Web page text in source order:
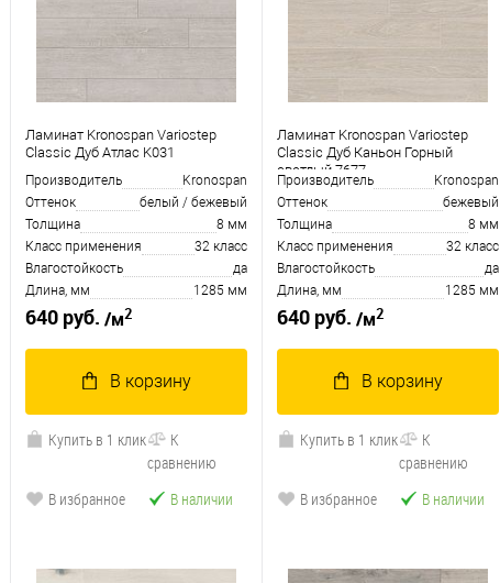
Ламинат Kronospan Variostep
Classic Дуб Атлас K031
Производитель
Kronospan
Оттенок
белый / бежевый
Толщина
8 мм
Класс применения
32 класс
Влагостойкость
да
Длина, мм
1285 мм
640 руб. /м2
В корзину
Купить в 1 клик
К
сравнению
В избранное
В наличии
Ламинат Kronospan Variostep
Classic Дуб Каньон Горный
светлый 7677
Производитель
Kronospan
Оттенок
бежевый
Толщина
8 мм
Класс применения
32 класс
Влагостойкость
да
Длина, мм
1285 мм
640 руб. /м2
В корзину
Купить в 1 клик
К
сравнению
В избранное
В наличии